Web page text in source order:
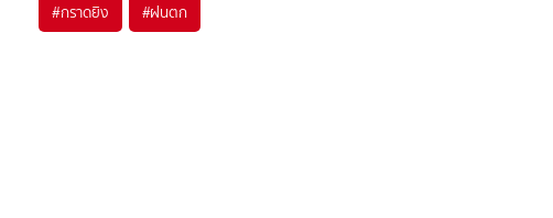
#กราดยิง #ฝนตก